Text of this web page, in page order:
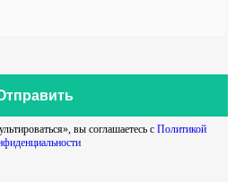
вы соглашаетесь с Политикой